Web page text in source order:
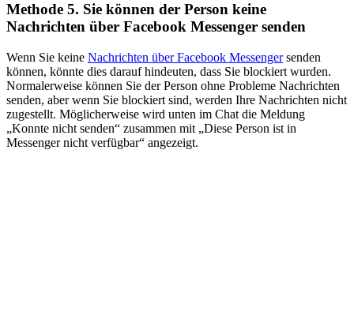
Methode 5. Sie können der Person keine
Nachrichten über Facebook Messenger senden
Wenn Sie keine Nachrichten über Facebook Messengersenden
können, könnte dies darauf hindeuten, dass Sie blockiert wurden.
Normalerweise können Sie der Person ohne Probleme Nachrichten
senden, aber wenn Sie blockiert sind, werden Ihre Nachrichten nicht
zugestellt. Möglicherweise wird unten im Chat die Meldung
„Konnte nicht senden“ zusammen mit „Diese Person ist in
Messenger nicht verfügbar“ angezeigt.